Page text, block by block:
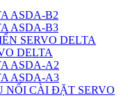
ASDA-B2
ASDA-B3
SERVO DELTA
DELTA
ASDA-A2
ASDA-A3
NỐI CÀI ĐẶT SERVO